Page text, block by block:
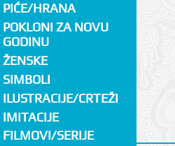
PIĆE/HRANA
POKLONI ZA NOVU
GODINU
ŽENSKE
SIMBOLI
ILUSTRACIJE/CRTEŽI
IMITACIJE
FILMOVI/SERIJE